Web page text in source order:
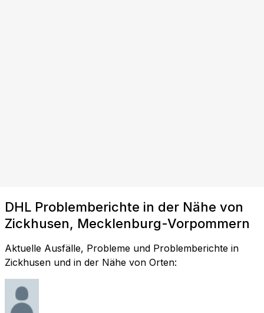
DHL Problemberichte in der Nähe von
Zickhusen, Mecklenburg-Vorpommern
Aktuelle Ausfälle, Probleme und Problemberichte in
Zickhusen und in der Nähe von Orten: